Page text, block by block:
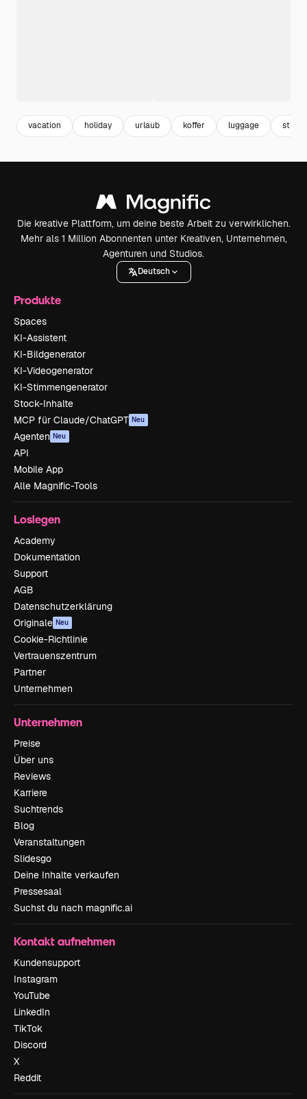
vacation holiday urlaub koffer luggage strand
Die kreative Plattform, um deine beste Arbeit zu verwirklichen.
Mehr als 1 Million Abonnenten unter Kreativen, Unternehmen,
Agenturen und Studios.
Deutsch
Produkte
Spaces
KI-Assistent
KI-Bildgenerator
KI-Videogenerator
KI-Stimmengenerator
Stock-Inhalte
MCP für Claude/ChatGPT Neu
Agenten Neu
API
Mobile App
Alle Magnific-Tools
Loslegen
Academy
Dokumentation
Support
AGB
Datenschutzerklärung
Originale Neu
Cookie-Richtlinie
Vertrauenszentrum
Partner
Unternehmen
Unternehmen
Preise
Über uns
Reviews
Karriere
Suchtrends
Blog
Veranstaltungen
Slidesgo
Deine Inhalte verkaufen
Pressesaal
Suchst du nach magnific.ai
Kontakt aufnehmen
Kundensupport
Instagram
YouTube
LinkedIn
TikTok
Discord
X
Reddit